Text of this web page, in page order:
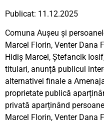
Publicat: 11.12.2025
Comuna Aușeu și
Marcel Florin, Venter Dana
Hidiș Marcel, Ștefancik
titulari, anunță publicul
alternativei finale a
proprietate publică
privată aparținând
Marcel Florin, Venter Dana